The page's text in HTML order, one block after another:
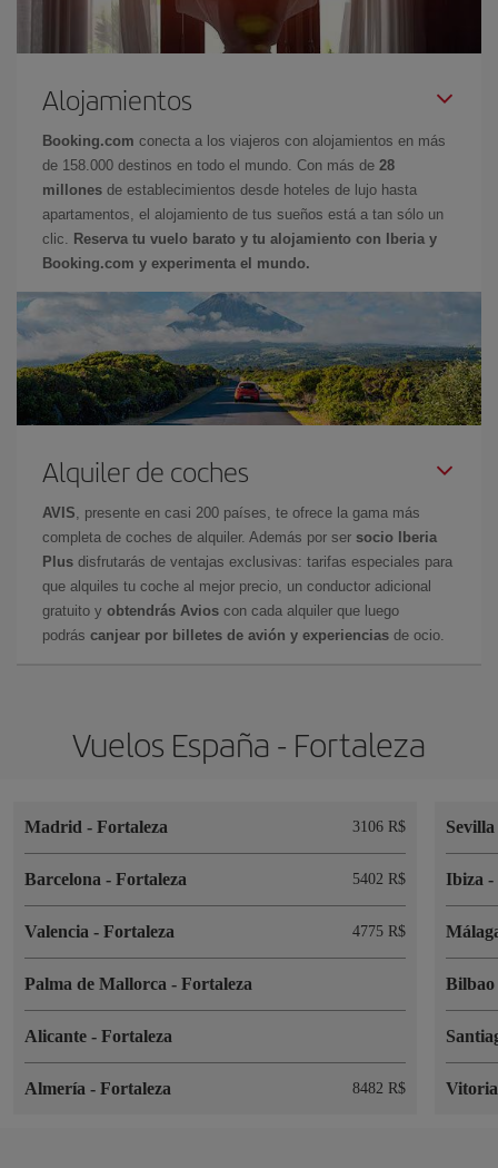
Alojamientos
Booking.com conecta a los viajeros con alojamientos en más
de 158.000 destinos en todo el mundo. Con más de 28
millones de establecimientos desde hoteles de lujo hasta
apartamentos, el alojamiento de tus sueños está a tan sólo un
clic.
Reserva tu vuelo barato y tu alojamiento con Iberia y
Booking.com y experimenta el mundo.
Alquiler de coches
AVIS , presente en casi 200 países, te ofrece la gama más
completa de coches de alquiler. Además por ser socio Iberia
Plus disfrutarás de ventajas exclusivas: tarifas especiales para
que alquiles tu coche al mejor precio, un conductor adicional
gratuito y obtendrás Avios con cada alquiler que luego
podrás canjear por billetes de avión y experiencias de ocio.
Vuelos España - Fortaleza
Madrid - Fortaleza 3106 R$
Barcelona - Fortaleza 5402 R$
Valencia - Fortaleza 4775 R$
Palma de Mallorca - Fortaleza
Alicante - Fortaleza
Almería - Fortaleza 8482 R$
Ibiza-